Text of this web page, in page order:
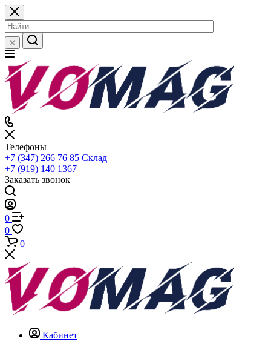
Телефоны
+7 (347) 266 76 85 Склад
+7 (919) 140 1367
Заказать звонок
0
0
0
Кабинет